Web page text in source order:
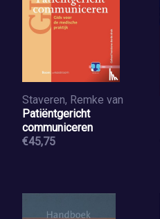
Staveren, Remke van
Patiëntgericht
communiceren
€45,75